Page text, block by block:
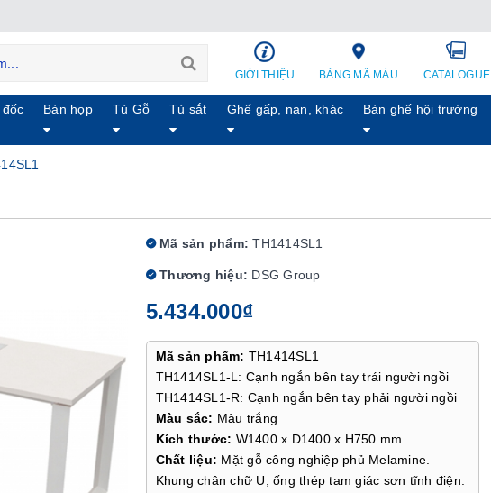
GIỚI THIỆU BẢNG MÃ MÀU CATALOGUE
Bàn họp Tủ Gỗ Tủ sắt Ghế gấp, nan, khác Bàn ghế hội trường
Mã sản phẩm: TH1414SL1
Thương hiệu: DSG Group
5.434.000₫
Mã sản phẩm: TH1414SL1
TH1414SL1-L: Cạnh ngắn bên tay trái người ngồi
TH1414SL1-R: Cạnh ngắn bên tay phải người ngồi
Màu sắc: Màu trắng
Kích thước: W1400 x D1400 x H750 mm
Chất liệu: Mặt gỗ công nghiệp phủ Melamine.
Khung chân chữ U, ống thép tam giác sơn tĩnh điện.